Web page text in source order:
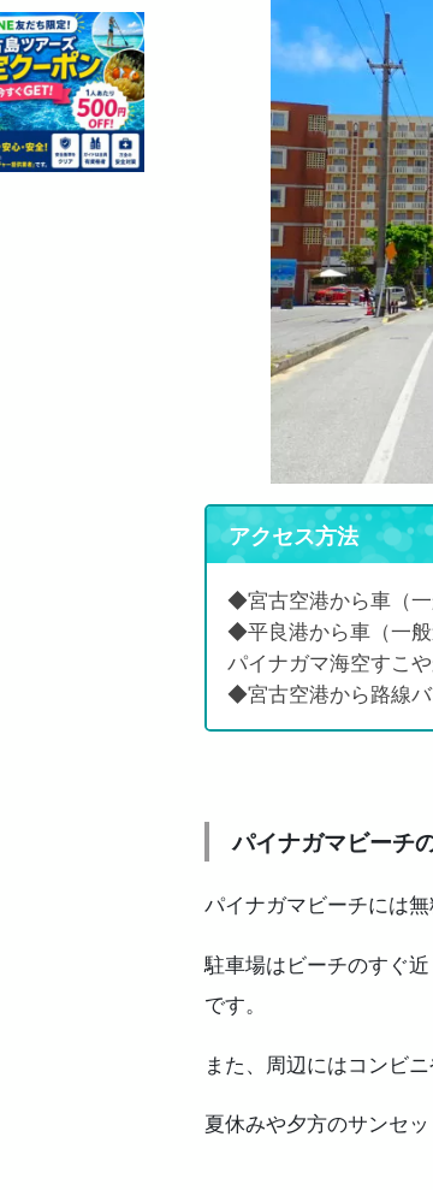
アクセス方法
◆宮古空港から車（
◆平良港から車（一
パイナガマ海空すこ
◆宮古空港から路線
パイナガマビーチ
パイナガマビーチには無
駐車場はビーチのすぐ
です。
また、周辺にはコンビ
夏休みや夕方のサンセ